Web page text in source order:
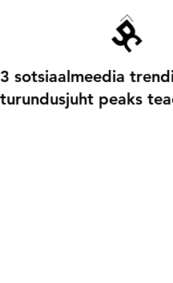
3 sotsiaalmeedia
turundusjuht peaks